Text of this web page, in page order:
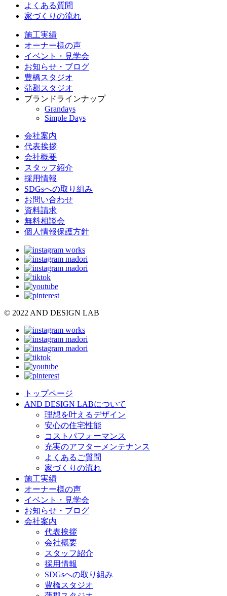
よくある質問
家づくりの流れ
施工実績
オーナー様の声
イベント・見学会
お知らせ・ブログ
豊橋スタジオ
蒲郡スタジオ
ブランドラインナップ
Grandays
Simple Days
会社案内
代表挨拶
会社概要
スタッフ紹介
採用情報
SDGsへの取り組み
お問い合わせ
資料請求
無料相談会
個人情報保護方針
© 2022 AND DESIGN LAB
トップページ
AND DESIGN LABについて
理想を叶えるデザイン
安心の住宅性能
コストパフォーマンス
充実のアフターメンテナンス
よくあるご質問
家づくりの流れ
施工実績
オーナー様の声
イベント・見学会
お知らせ・ブログ
会社案内
代表挨拶
会社概要
スタッフ紹介
採用情報
SDGsへの取り組み
豊橋スタジオ